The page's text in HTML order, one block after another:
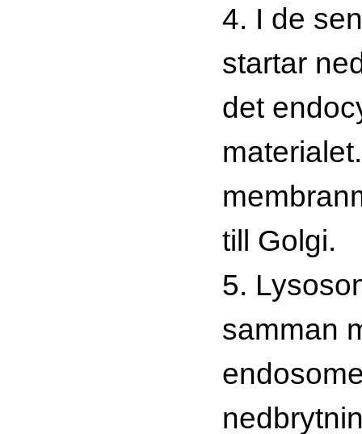
4. I de
startar
det
till Golgi.
5.
samman